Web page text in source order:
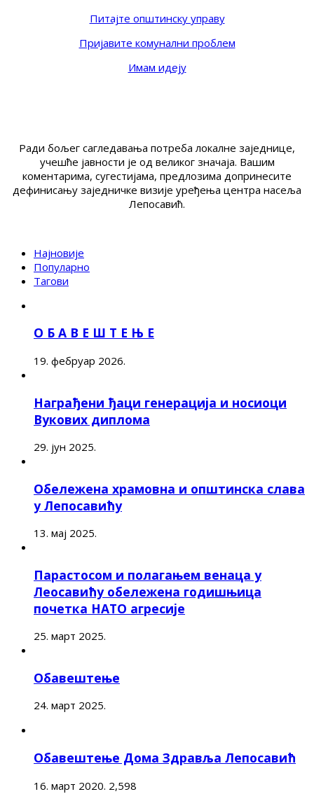
Питајте општинску управу
Пријавите комунални проблем
Имам идеју
Ради бољег сагледавања потреба локалне заједнице,
учешће јавности је од великог значаја. Вашим
коментарима, сугестијама, предлозима допринесите
дефинисању заједничке визије уређења центра насеља
Лепосавић.
Најновије
Популарно
Тагови
О Б А В Е Ш Т Е Њ Е
19. фебруар 2026.
Награђени ђаци генерација и носиоци
Вукових диплома
29. јун 2025.
Обележена храмовна и општинска слава
у Лепосавићу
13. мај 2025.
Парастосом и полагањем венаца у
Леосавићу обележена годишњица
почетка НАТО агресије
25. март 2025.
Обавештење
24. март 2025.
Обавештење Дома Здравља Лепосавић
16. март 2020. 2,598